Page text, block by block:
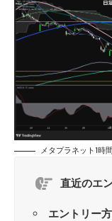
メタプラネット1
直近のエ
エントリー方